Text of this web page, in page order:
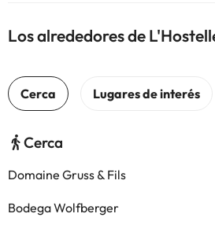
Los alrededores de
Cerca
Domaine Gruss & Fils
Bodega Wolfberger